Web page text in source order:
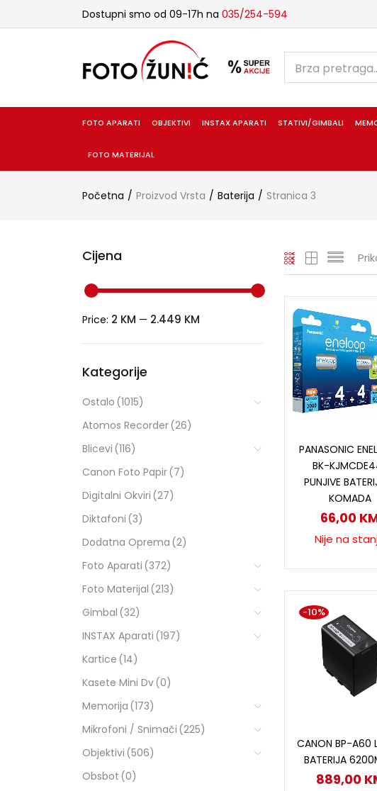
Dostupni smo od 09-17h na 035/254-594
FOTO APARATI OBJEKTIVI INSTAX APARATI STATIVI/GIMBALI
FOTO MATERIJAL
Početna Proizvod Vrsta Baterija Stranica 3
PANASONIC
BK-
PUNJIVE
KOMADA
66,00
Nije na
CANON BP-A60
BATERIJA
889,00
-10%
Cijena
Price: 2 KM — 2.449 KM
Kategorije
Ostalo (1015)
Atomos Recorder(26)
Blicevi (116)
Canon Foto Papir(7)
Digitalni Okviri (27)
Diktafoni (3)
Dodatna Oprema (2)
Foto Aparati (372)
Foto Materijal (213)
Gimbal (32)
INSTAX Aparati (197)
Kartice (14)
Kasete Mini Dv(0)
Memorija (173)
Mikrofoni / Snimači (225)
Objektivi (506)
Obsbot (0)